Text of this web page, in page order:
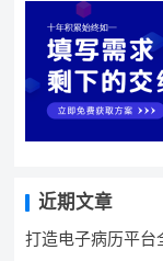
近期文章
打造电子病历平台